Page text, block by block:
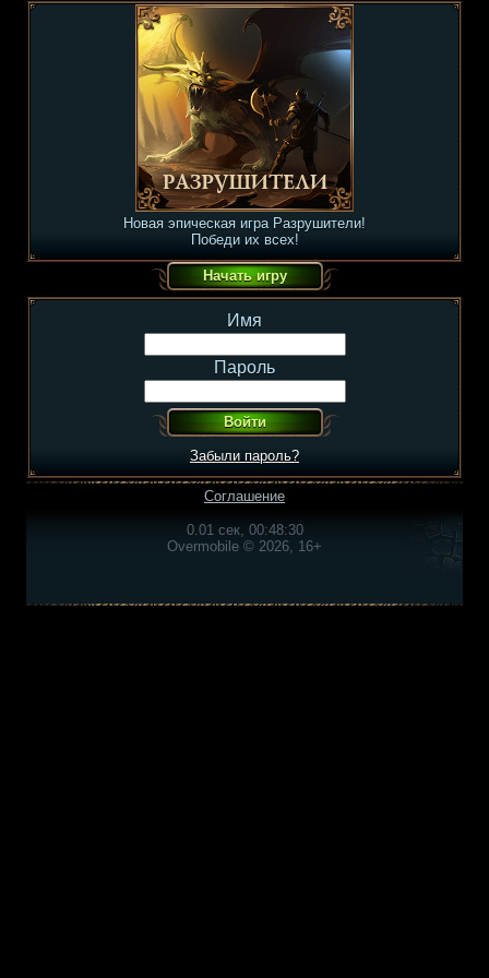
Новая эпическая игра Разрушители!
Победи их всех!
Имя
Пароль
Забыли пароль?
Соглашение
0.01 сек, 00:48:30
Overmobile © 2026, 16+